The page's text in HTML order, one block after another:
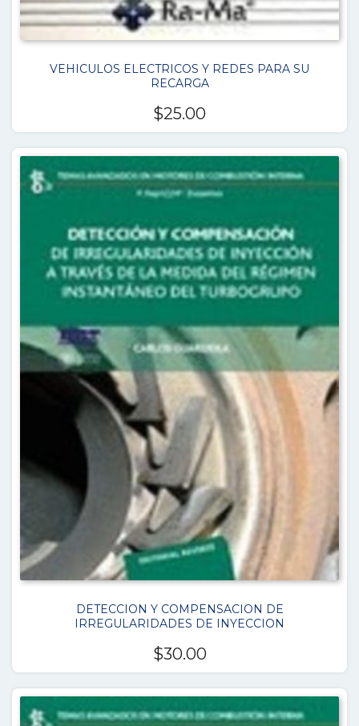
VEHICULOS ELECTRICOS Y REDES PARA SU
RECARGA
$25.00
DETECCION Y COMPENSACION DE
IRREGULARIDADES DE INYECCION
$30.00